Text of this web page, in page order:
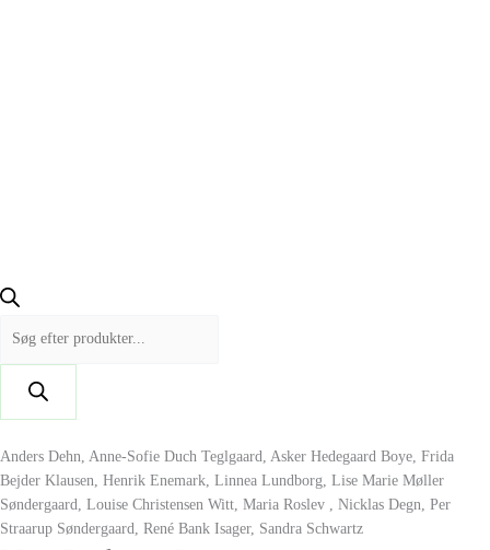
Anders Dehn, Anne-Sofie Duch Teglgaard, Asker Hedegaard Boye, Frida
Bejder Klausen, Henrik Enemark, Linnea Lundborg, Lise Marie Møller
Søndergaard, Louise Christensen Witt, Maria Roslev , Nicklas Degn, Per
Straarup Søndergaard, René Bank Isager, Sandra Schwartz